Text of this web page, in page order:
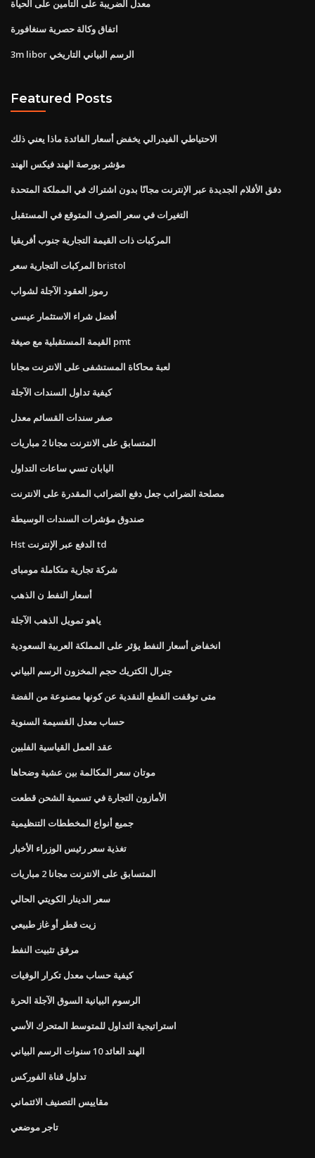
معدل الضريبة على التأمين على الحياة
اتفاق وكالة حصرية سنغافورة
3m libor الرسم البياني التاريخي
Featured Posts
الاحتياطي الفيدرالي يخفض أسعار الفائدة ماذا يعني ذلك
مؤشر بورصة الهند فيكس الهند
دفق الأفلام الجديدة عبر الإنترنت مجانًا بدون اشتراك في المملكة المتحدة
التغيرات في سعر الصرف المتوقع في المستقبل
المركبات ذات القيمة التجارية جنوب أفريقيا
المركبات التجارية سعر bristol
رموز العقود الآجلة لشواب
أفضل شراء الاستثمار عيسى
القيمة المستقبلية مع صيغة pmt
لعبة محاكاة المستشفى على الانترنت مجانا
كيفية تداول السندات الآجلة
صفر سندات القسائم معدل
المتسابق على الانترنت مجانا 2 مباريات
اليابان تسي ساعات التداول
مصلحة الضرائب جعل دفع الضرائب المقدرة على الانترنت
صندوق مؤشرات السندات الوسيطة
Hst الدفع عبر الإنترنت td
شركة تجارية متكاملة مومباى
أسعار النفط ن الذهب
ياهو تمويل الذهب الآجلة
انخفاض أسعار النفط يؤثر على المملكة العربية السعودية
جنرال الكتريك حجم المخزون الرسم البياني
متى توقفت القطع النقدية عن كونها مصنوعة من الفضة
حساب معدل القسيمة السنوية
عقد العمل القياسية الفلبين
موتان سعر المكالمة بين عشية وضحاها
الأمازون التجارة في تسمية الشحن قطعت
جميع أنواع المخططات التنظيمية
تغذية سعر رئيس الوزراء الأخبار
المتسابق على الانترنت مجانا 2 مباريات
سعر الدينار الكويتي الحالي
زيت قطر أو غاز طبيعي
مرفق تثبيت النفط
كيفية حساب معدل تكرار الوفيات
الرسوم البيانية السوق الآجلة الحرة
استراتيجية التداول للمتوسط ​​المتحرك الأسي
الهند العائد 10 سنوات الرسم البياني
تداول قناة الفوركس
مقاييس التصنيف الائتماني
تاجر موضعي